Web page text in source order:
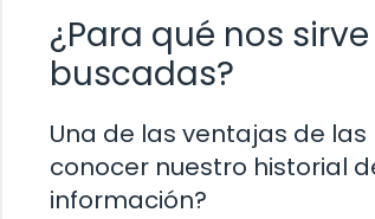
¿Para qué nos
buscadas?
Una de las ventajas de
conocer nuestro historial
información?